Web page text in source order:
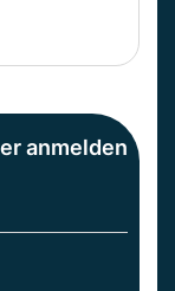
anmelden